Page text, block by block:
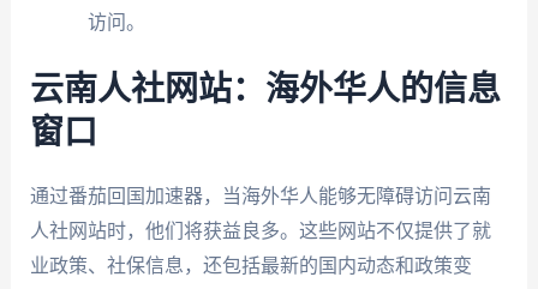
访问。
云南人社网站：海外华人的信息
窗口
通过番茄回国加速器，当海外华人能够无障碍访问云南
人社网站时，他们将获益良多。这些网站不仅提供了就
业政策、社保信息，还包括最新的国内动态和政策变